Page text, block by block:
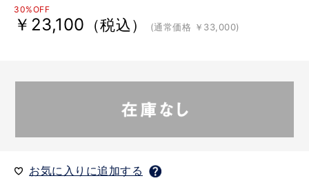
30%OFF
￥23,100 （税込） (通常価格 ￥33,000)
お気に入りに追加する